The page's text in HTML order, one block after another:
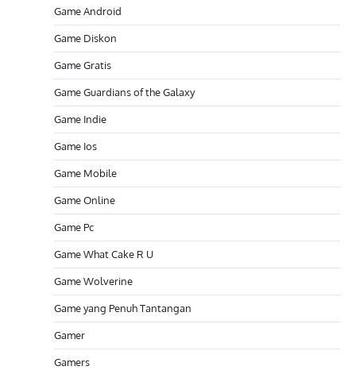
Game Android
Game Diskon
Game Gratis
Game Guardians of the Galaxy
Game Indie
Game Ios
Game Mobile
Game Online
Game Pc
Game What Cake R U
Game Wolverine
Game yang Penuh Tantangan
Gamer
Gamers